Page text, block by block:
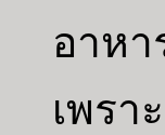
อาห
เพรา